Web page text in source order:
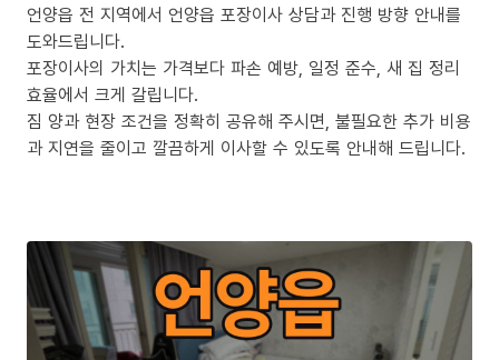
언양읍 전 지역에서 언양읍 포장이사 상담과 진행 방향 안내를
도와드립니다.
포장이사의 가치는 가격보다 파손 예방, 일정 준수, 새 집 정리
효율에서 크게 갈립니다.
짐 양과 현장 조건을 정확히 공유해 주시면, 불필요한 추가 비용
과 지연을 줄이고 깔끔하게 이사할 수 있도록 안내해 드립니다.